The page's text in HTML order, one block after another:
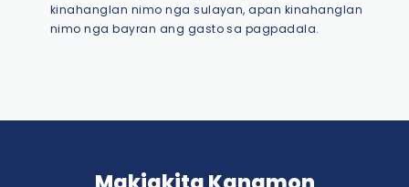
kinahanglan nimo nga sulayan, apan kinahanglan
nimo nga bayran ang gasto sa pagpadala.